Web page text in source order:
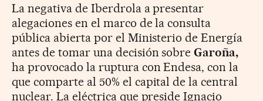
La negativa de Iberdrola a presentar
alegaciones en el marco de la consulta
pública abierta por el Ministerio de Energía
antes de tomar una decisión sobreGaroña,
ha provocado la ruptura con Endesa, con la
que comparte al 50% el capital de la central
nuclear. La eléctrica que preside Ignacio